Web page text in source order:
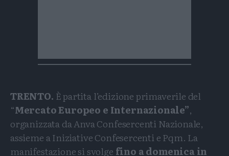
TRENTO. È partita l’edizione primaverile del
“Mercato Europeo e Internazionale”,
organizzata da Anva Confesercenti Nazionale,
assieme a Iniziative Confesercenti e Pqm. La
manifestazione si svolge fino a domenica in